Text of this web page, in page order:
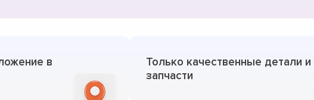
в
Только качественные детали и
запчасти